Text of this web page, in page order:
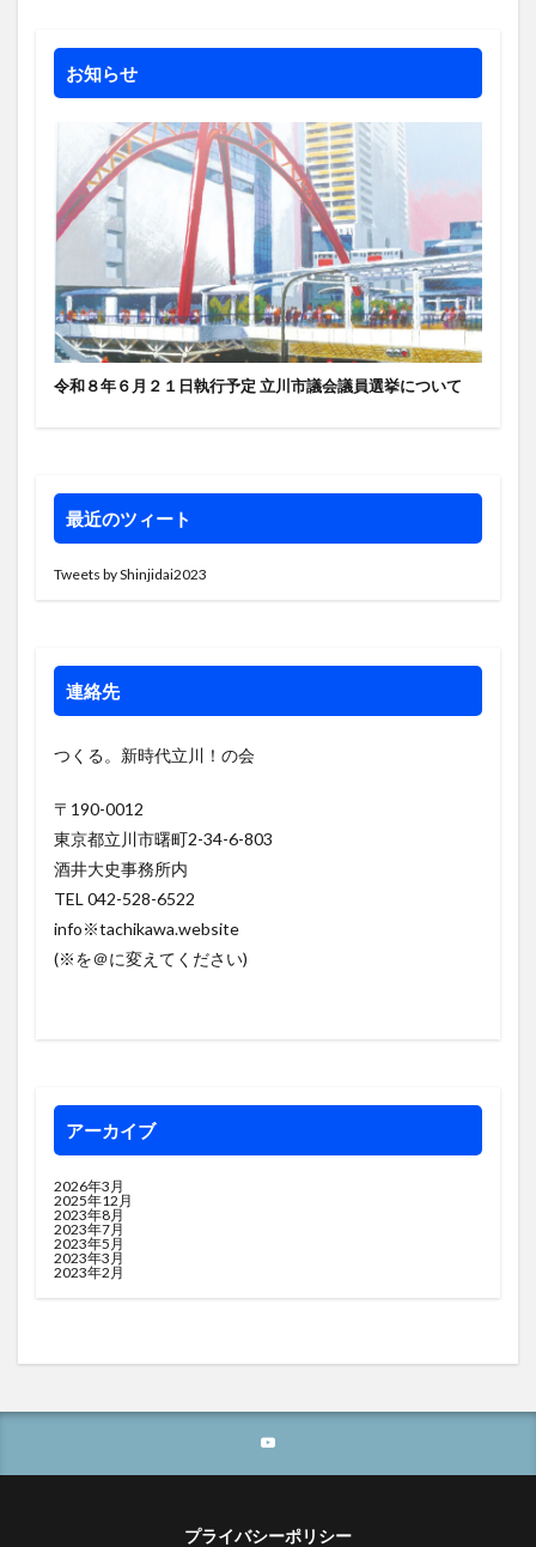
お知らせ
令和８年６月２１日執行予定 立川市議会議員選挙について
最近のツィート
Tweets by Shinjidai2023
連絡先
つくる。新時代立川！の会
〒190-0012
東京都立川市曙町2-34-6-803
酒井大史事務所内
TEL 042-528-6522
info※tachikawa.website
(※を＠に変えてください)
アーカイブ
2026年3月
2025年12月
2023年8月
2023年7月
2023年5月
2023年3月
2023年2月
プライバシーポリシー